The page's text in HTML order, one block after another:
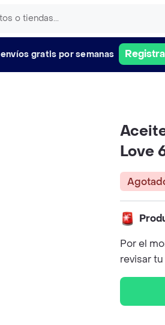
envíos gratis por semanas
Love
Por el
revisar